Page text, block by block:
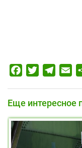
FacebookTwitter
Еще интересное